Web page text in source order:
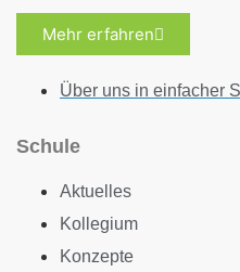
Mehr erfahren
Über uns in einfacher
Schule
Aktuelles
Kollegium
Konzepte